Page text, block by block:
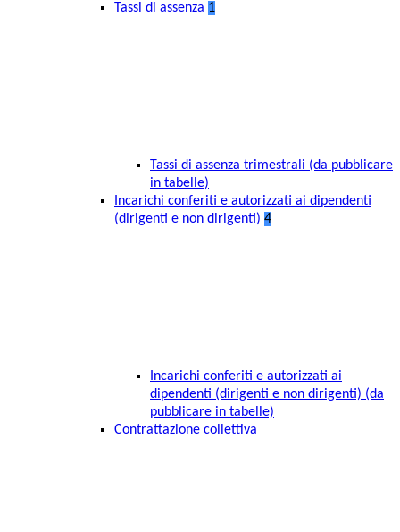
Tassi di assenza 1
Tassi di assenza trimestrali (da pubblicare
in tabelle)
Incarichi conferiti e autorizzati ai dipendenti
(dirigenti e non dirigenti) 4
Incarichi conferiti e autorizzati ai
dipendenti (dirigenti e non dirigenti) (da
pubblicare in tabelle)
Contrattazione collettiva